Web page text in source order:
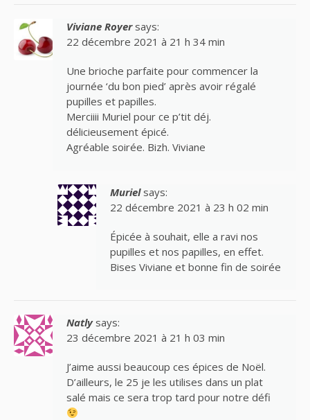
Viviane Royer says:
22 décembre 2021 à 21 h 34 min
Une brioche parfaite pour commencer la
journée ‘du bon pied’ après avoir régalé
pupilles et papilles.
Merciiii Muriel pour ce p’tit déj.
délicieusement épicé.
Agréable soirée. Bizh. Viviane
Muriel says:
22 décembre 2021 à 23 h 02 min
Épicée à souhait, elle a ravi nos
pupilles et nos papilles, en effet.
Bises Viviane et bonne fin de soirée
Natly says:
23 décembre 2021 à 21 h 03 min
J’aime aussi beaucoup ces épices de Noël.
D’ailleurs, le 25 je les utilises dans un plat
salé mais ce sera trop tard pour notre défi